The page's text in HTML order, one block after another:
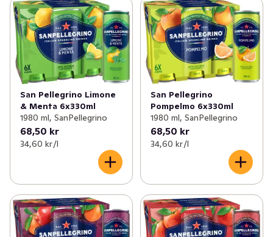
San Pellegrino Limone
& Menta 6x330ml
1980 ml, SanPellegrino
68,50 kr
34,60 kr /l
San Pellegrino
Pompelmo 6x330ml
1980 ml, SanPellegrino
68,50 kr
34,60 kr /l